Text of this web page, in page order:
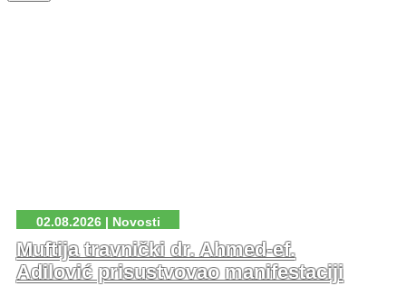
02.08.2026 | Novosti
Muftija travnički dr. Ahmed-ef.
Adilović prisustvovao manifestaciji